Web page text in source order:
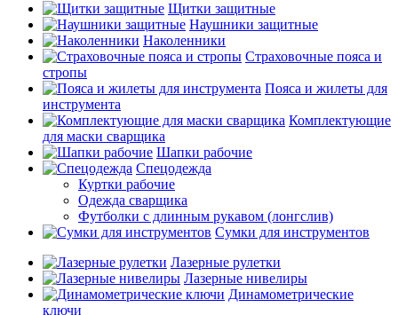
Щитки защитные
Наушники защитные
Наколенники
Страховочные пояса и
стропы
Пояса и жилеты для
инструмента
Комплектующие
для маски сварщика
Шапки рабочие
Спецодежда
Куртки рабочие
Одежда сварщика
Футболки с длинным рукавом (лонгслив)
Сумки для инструментов
Лазерные рулетки
Лазерные нивелиры
Динамометрические
ключи